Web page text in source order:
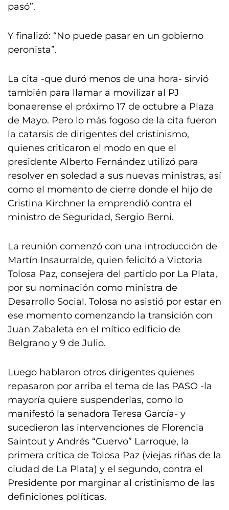
pasó”.
Y finalizó: “No puede pasar en un gobierno
peronista”.
La cita -que duró menos de una hora- sirvió
también para llamar a movilizar al PJ
bonaerense el próximo 17 de octubre a Plaza
de Mayo. Pero lo más fogoso de la cita fueron
la catarsis de dirigentes del cristinismo,
quienes criticaron el modo en que el
presidente Alberto Fernández utilizó para
resolver en soledad a sus nuevas ministras, así
como el momento de cierre donde el hijo de
Cristina Kirchner la emprendió contra el
ministro de Seguridad, Sergio Berni.
La reunión comenzó con una introducción de
Martín Insaurralde, quien felicitó a Victoria
Tolosa Paz, consejera del partido por La Plata,
por su nominación como ministra de
Desarrollo Social. Tolosa no asistió por estar en
ese momento comenzando la transición con
Juan Zabaleta en el mítico edificio de
Belgrano y 9 de Julio.
Luego hablaron otros dirigentes quienes
repasaron por arriba el tema de las PASO -la
mayoría quiere suspenderlas, como lo
manifestó la senadora Teresa García- y
sucedieron las intervenciones de Florencia
Saintout y Andrés “Cuervo” Larroque, la
primera crítica de Tolosa Paz (viejas riñas de la
ciudad de La Plata) y el segundo, contra el
Presidente por marginar al cristinismo de las
definiciones políticas.